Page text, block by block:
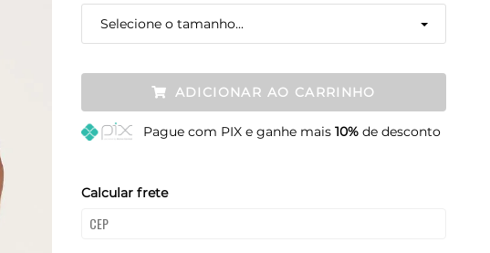
Selecione o tamanho...
Esgotado
G Esgotado
ADICIONAR AO CARRINHO
Pague com PIX e ganhe mais 10%de desconto
Calcular frete